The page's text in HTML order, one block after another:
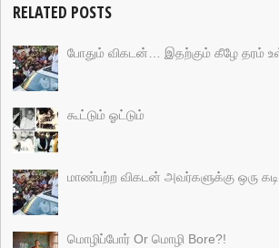
RELATED POSTS
போதும் விகடன்… இதற்கும் கீழே தரம்
கூட்டும் ஓட்டும்
மாண்பற்ற விகடன் அவர்களுக்கு ஒரு
மொழிப்போர் Or மொழி Bore?!